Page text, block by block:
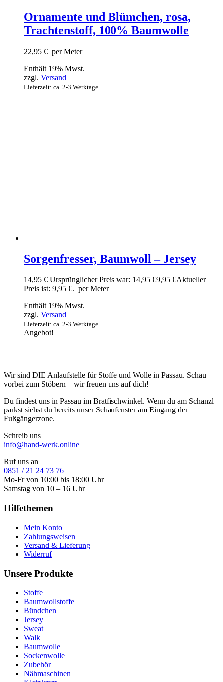
Ornamente und Blümchen, rosa,
Trachtenstoff, 100% Baumwolle
22,95 € per Meter
Enthält 19% Mwst.
zzgl. Versand
Lieferzeit: ca. 2-3 Werktage
Sorgenfresser, Baumwoll – Jersey
14,95€ Ursprünglicher Preis war: 14,95 €9,95 €Aktueller
Preis ist: 9,95 €. per Meter
Enthält 19% Mwst.
zzgl. Versand
Lieferzeit: ca. 2-3 Werktage
Angebot!
Wir sind DIE Anlaufstelle für Stoffe und Wolle in Passau. Schau
vorbei zum Stöbern – wir freuen uns auf dich!
Du findest uns in Passau im Bratfischwinkel. Wenn du am Schanzl
parkst siehst du bereits unser Schaufenster am Eingang der
Fußgängerzone.
Schreib uns
info@hand-werk.online
Ruf uns an
0851 / 21 24 73 76
Mo-Fr von 10:00 bis 18:00 Uhr
Samstag von 10 – 16 Uhr
Hilfethemen
Mein Konto
Zahlungsweisen
Versand & Lieferung
Widerruf
Unsere Produkte
Stoffe
Baumwollstoffe
Bündchen
Jersey
Sweat
Walk
Baumwolle
Sockenwolle
Zubehör
Nähmaschinen